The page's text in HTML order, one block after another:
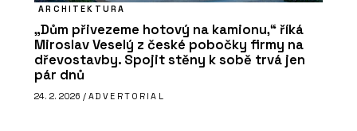
ARCHITEKTURA
„Dům přivezeme hotový na kamionu,“ říká
Miroslav Veselý z české pobočky firmy na
dřevostavby. Spojit stěny k sobě trvá jen
pár dnů
24. 2. 2026 / ADVERTORIAL